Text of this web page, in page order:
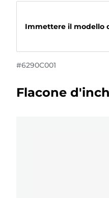
Immettere il modello
#6290C001
Flacone